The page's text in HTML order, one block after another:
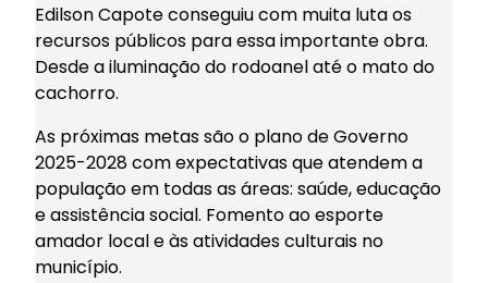
Edilson Capote conseguiu com muita luta os
recursos públicos para essa importante obra.
Desde a iluminação do rodoanel até o mato do
cachorro.
As próximas metas são o plano de Governo
2025-2028 com expectativas que atendem a
população em todas as áreas: saúde, educação
e assistência social. Fomento ao esporte
amador local e às atividades culturais no
município.